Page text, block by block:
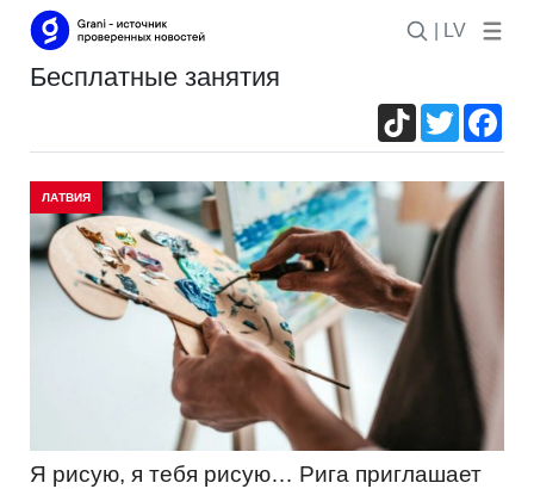
| LV
бесплатные занятия
TikTokTwitter
ЛАТВИЯ
Я рисую, я тебя рисую… Рига приглашает